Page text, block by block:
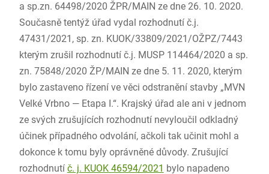
a sp.zn. 64498/2020 ŽPR/MAIN ze dne 26. 10. 2020.
Současně tentýž úřad vydal rozhodnutí č.j.
47431/2021, sp. zn. KUOK/33809/2021/OŽPZ/7443
kterým zrušil rozhodnutí č.j. MUSP 114464/2020 a sp.
zn. 75848/2020 ŽP/MAIN ze dne 5. 11. 2020, kterým
bylo zastaveno řízení ve věci odstranění stavby „MVN
Velké Vrbno — Etapa I.“. Krajský úřad ale ani v jednom
ze svých zrušujících rozhodnutí nevyloučil odkladný
účinek případného odvolání, ačkoli tak učinit mohl a
dokonce k tomu byly oprávněné důvody. Zrušující
rozhodnutí č. j. KUOK 46594/2021 bylo napadeno